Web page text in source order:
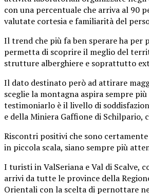
con una percentuale che arriva al 90
valutate cortesia e familiarità del
Il trend che più fa ben sperare ha per
permetta di scoprire il meglio del
strutture alberghiere e soprattutto
Il dato destinato però ad attirare
sceglie la montagna aspira sempre
testimoniarlo è il livello di
e della Miniera Gaffione di Schilpario,
Riscontri positivi che sono
in piccola scala, siano sempre più
I turisti in ValSeriana e Val di Scalve,
arrivi da tutte le province della
Orientali con la scelta di pernottare